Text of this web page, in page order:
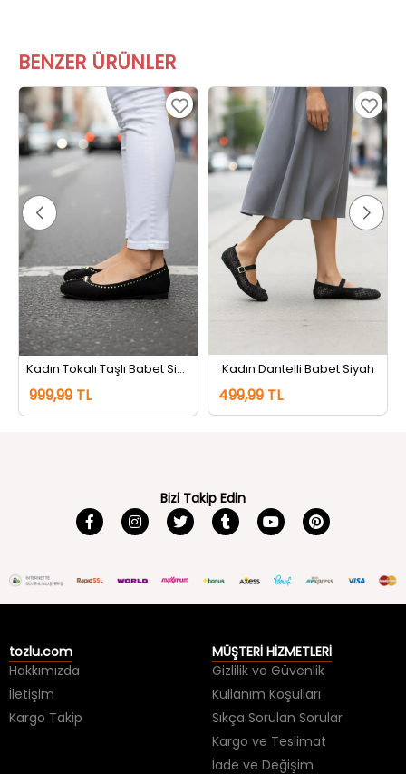
999,99 TL 499,99 TL
Hakkımızda
İletişim
Kargo Takip
Gizlilik ve Güvenlik
Kullanım Koşulları
Sıkça Sorulan Sorular
Kargo ve Teslimat
İade ve Değişim